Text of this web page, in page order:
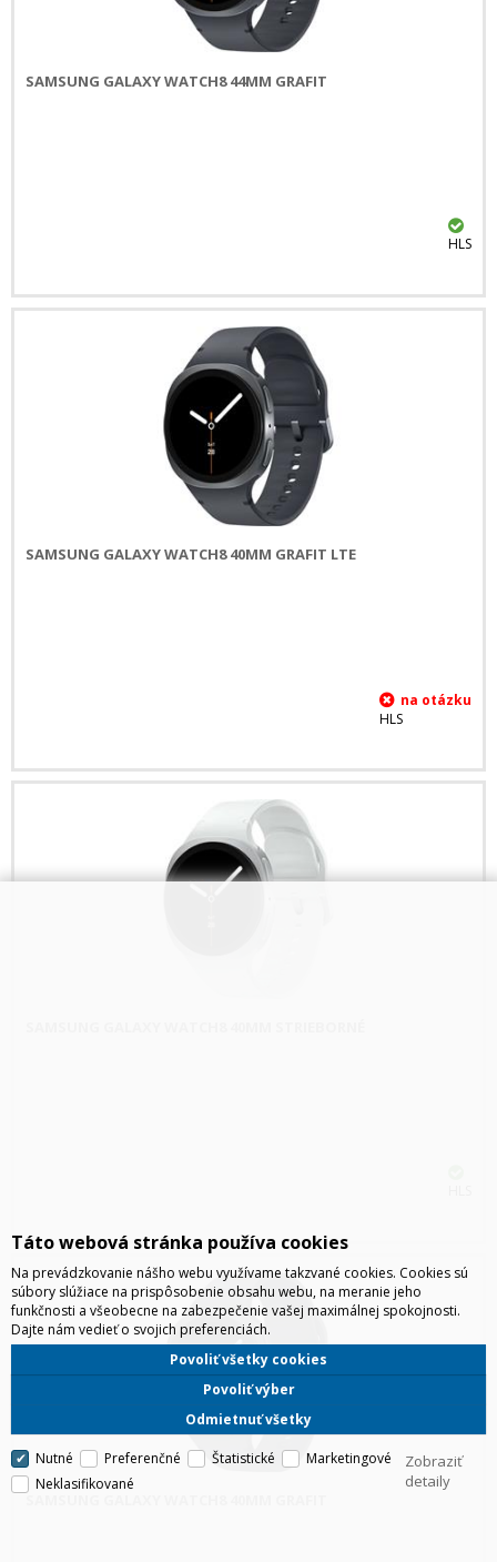
SAMSUNG GALAXY WATCH8 44MM GRAFIT
HLS
SAMSUNG GALAXY WATCH8 40MM GRAFIT LTE
HLS
SAMSUNG GALAXY WATCH8 40MM GRAFIT
Táto webová stránka používa cookies
Na prevádzkovanie nášho webu využívame takzvané cookies. Cookies sú
súbory slúžiace na prispôsobenie obsahu webu, na meranie jeho
funkčnosti a všeobecne na zabezpečenie vašej maximálnej spokojnosti.
Dajte nám vedieť o svojich preferenciách.
Odmietnuť všetky
Povoliť výber
Povoliť všetky cookies
Nutné Preferenčné Štatistické
Marketingové
Neklasifikované
Zobraziť
detaily